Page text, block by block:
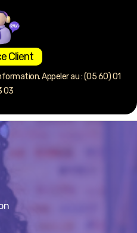
Client
Appeler au : (05 60) 01
03